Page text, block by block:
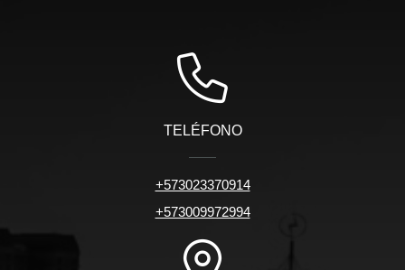
TELÉFONO
+573023370914
+573009972994